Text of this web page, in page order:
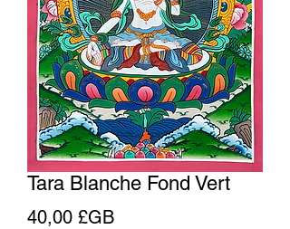
Tara Blanche Fond Vert
40,00 £GBPrix